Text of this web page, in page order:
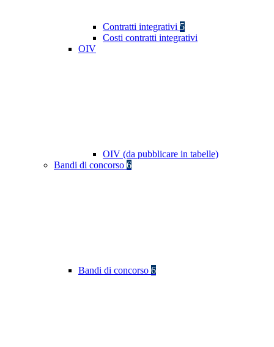
Contratti integrativi 5
Costi contratti integrativi
OIV
OIV (da pubblicare in tabelle)
Bandi di concorso 6
Bandi di concorso 6